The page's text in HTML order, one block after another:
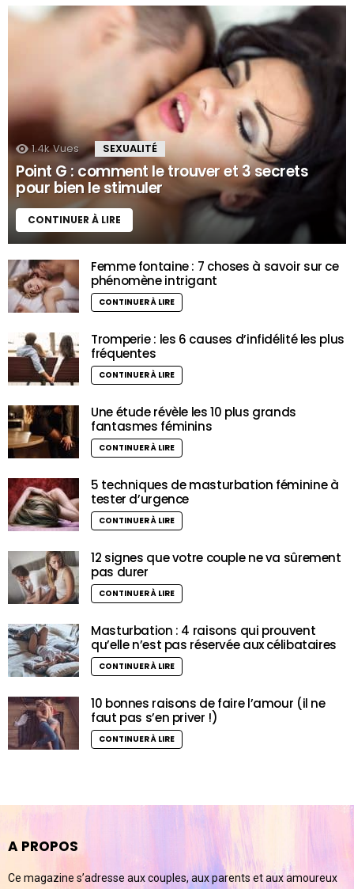
1.4k Vues SEXUALITÉ
Point G : comment le trouver et 3 secrets
pour bien le stimuler
CONTINUER À LIRE
Femme fontaine : 7 choses à savoir sur ce
phénomène intrigant
CONTINUER À LIRE
Tromperie : les 6 causes d’infidélité les plus
fréquentes
CONTINUER À LIRE
Une étude révèle les 10 plus grands
fantasmes féminins
CONTINUER À LIRE
5 techniques de masturbation féminine à
tester d’urgence
CONTINUER À LIRE
12 signes que votre couple ne va sûrement
pas durer
CONTINUER À LIRE
Masturbation : 4 raisons qui prouvent
qu’elle n’est pas réservée aux célibataires
CONTINUER À LIRE
10 bonnes raisons de faire l’amour (il ne
faut pas s’en priver !)
CONTINUER À LIRE
A PROPOS
Ce magazine s’adresse aux couples, aux parents et aux amoureux